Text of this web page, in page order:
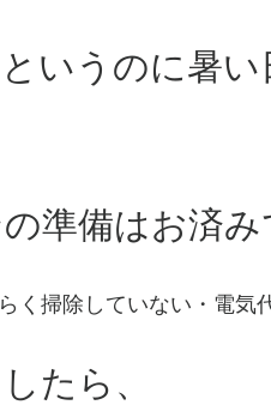
いうのに暑
準備はお済
く掃除していない・電気
たら、